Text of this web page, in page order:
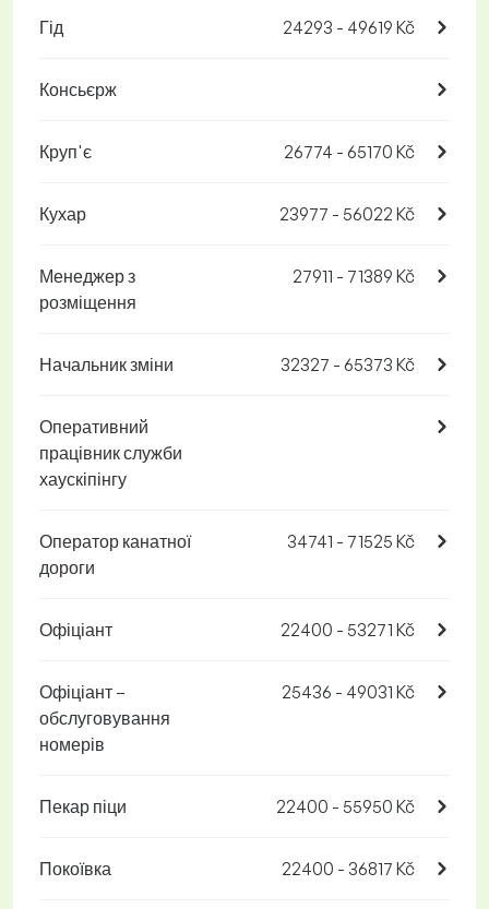
Гід 24293 - 49619 Kč
Консьєрж
Круп'є 26774 - 65170 Kč
Кухар 23977 - 56022 Kč
Менеджер з
розміщення
27911 - 71389 Kč
Начальник зміни 32327 - 65373 Kč
Оперативний
працівник служби
хаускіпінгу
Оператор канатної
дороги
34741 - 71525 Kč
Офіціант 22400 - 53271 Kč
Офіціант –
обслуговування
номерів
25436 - 49031 Kč
Пекар піци 22400 - 55950 Kč
Покоївка 22400 - 36817 Kč